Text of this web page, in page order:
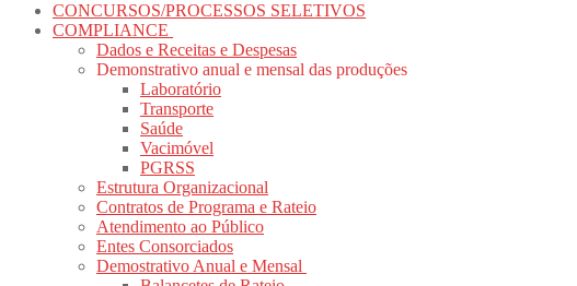
CONCURSOS/PROCESSOS SELETIVOS
COMPLIANCE
Dados e Receitas e Despesas
Demonstrativo anual e mensal das produções
Laboratório
Transporte
Saúde
Vacimóvel
PGRSS
Estrutura Organizacional
Contratos de Programa e Rateio
Atendimento ao Público
Entes Consorciados
Demostrativo Anual e Mensal